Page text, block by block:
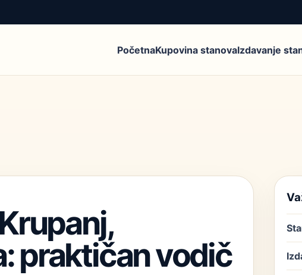
PočetnaKupovina stanovaIzdavanje
praktičan vodič